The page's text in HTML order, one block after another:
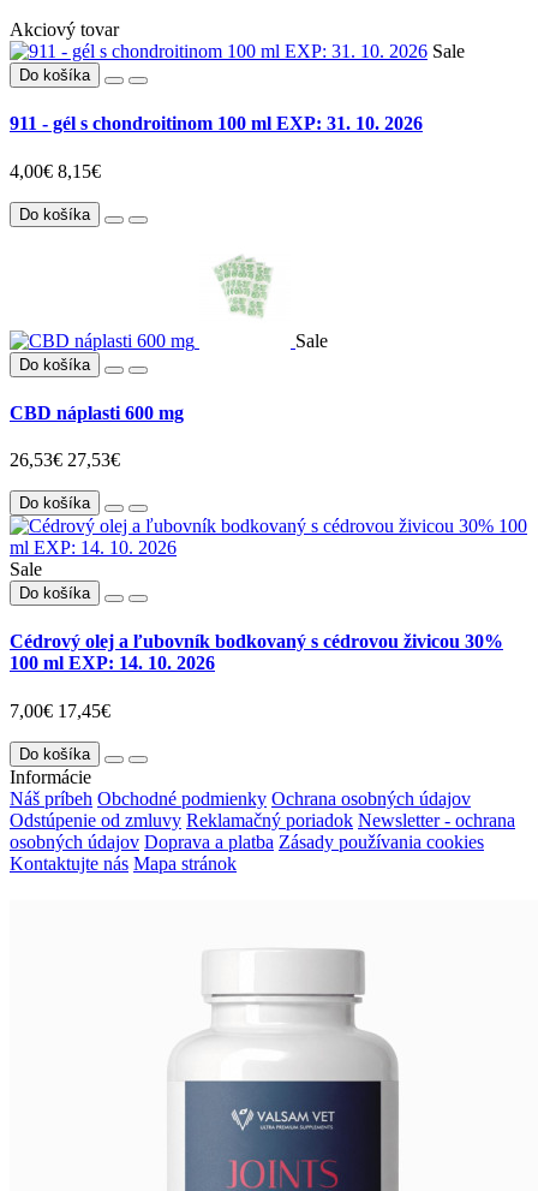
Akciový tovar
Sale
Do košíka
911 - gél s chondroitinom 100 ml EXP: 31. 10. 2026
4,00€ 8,15€
Do košíka
Sale
Do košíka
CBD náplasti 600 mg
26,53€ 27,53€
Do košíka
Sale
Do košíka
Cédrový olej a ľubovník bodkovaný s cédrovou živicou 30%
100 ml EXP: 14. 10. 2026
7,00€ 17,45€
Do košíka
Informácie
Náš príbeh Obchodné podmienky Ochrana osobných údajov
Odstúpenie od zmluvy Reklamačný poriadok Newsletter - ochrana
osobných údajov Doprava a platba Zásady používania cookies
Kontaktujte nás Mapa stránok